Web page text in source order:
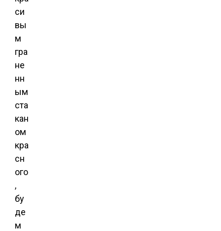
си
вы
м
гра
не
нн
ым
ста
кан
ом
кра
сн
ого
,
бу
де
м